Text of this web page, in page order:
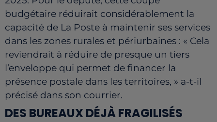
budgétaire réduirait considérablement la
capacité de La Poste à maintenir ses services
dans les zones rurales et périurbaines : « Cela
reviendrait à réduire de presque un tiers
l’enveloppe qui permet de financer la
présence postale dans les territoires, » a-t-il
précisé dans son courrier.
DES BUREAUX DÉJÀ FRAGILISÉS